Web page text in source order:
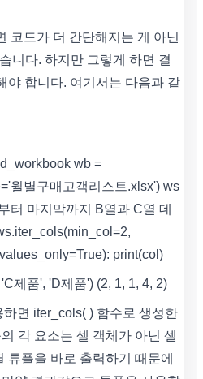
코드가 더 간단해지는 게 아닌
니다. 하지만 그렇게 하면 결
야 합니다. 여기서는 다음과 같
wb =
월별구매고객리스트.xlsx') ws
터 마지막까지 B열과 C열 데
print(col)
제품', 'D제품') (2, 1, 1, 4, 2)
면 iter_cols( ) 함수로 생성한
각 요소는 셀 객체가 아닌 셀
튜플을 바로 출력하기 때문에